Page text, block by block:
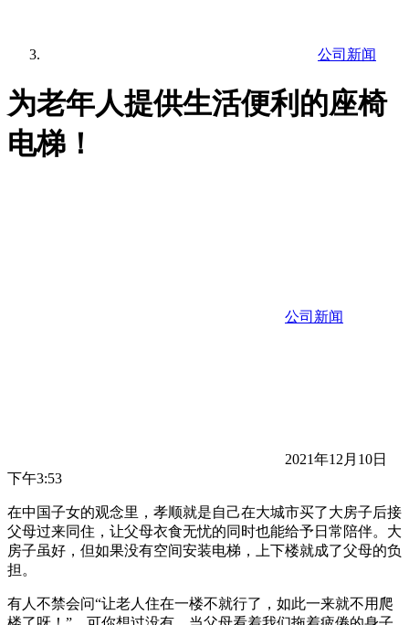
公司新闻
为老年人提供生活便利的座椅
电梯！
公司新闻
2021年12月10日
下午3:53
在中国子女的观念里，孝顺就是自己在大城市买了大房子后接
父母过来同住，让父母衣食无忧的同时也能给予日常陪伴。大
房子虽好，但如果没有空间安装电梯，上下楼就成了父母的负
担。
有人不禁会问“让老人住在一楼不就行了，如此一来就不用爬